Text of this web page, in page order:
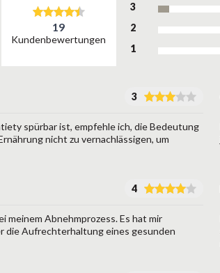
19
Kundenbewertungen
3
2
1
3
spürbar ist, empfehle ich, die Bedeutung
nicht zu vernachlässigen, um
4
meinem Abnehmprozess. Es hat mir
die Aufrechterhaltung eines gesunden